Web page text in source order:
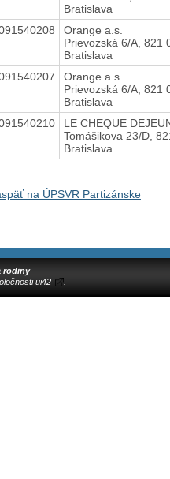
Bratislava
Orange a.s.
Prievozská 6/A, 821
Bratislava
Orange a.s.
Prievozská 6/A, 821
Bratislava
LE CHEQUE
Tomášikova 23/D,
Bratislava
na ÚPSVR Partizánske
rodiny
ui42